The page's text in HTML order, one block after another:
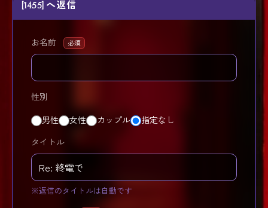
[1455] へ返信
お名前 必須
性別
男性 女性 カップル 指定なし
タイトル
※返信のタイトルは自動です